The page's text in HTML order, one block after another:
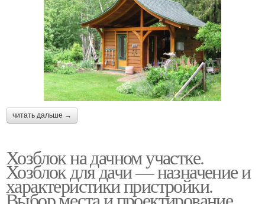
читать дальше →
Хозблок на дачном участке.
Хозблок для дачи — назначение и
характеристики пристройки.